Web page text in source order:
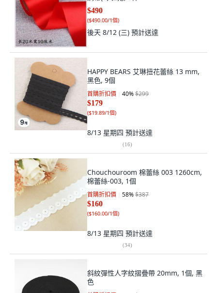
$490
($490.00/1個)
後天 8/12 (三) 預計送達
HAPPY BEARS 艾琳扭花蕾絲 13 mm,
黑色, 9個
首購折扣價 40%$299
$179
($19.89/1個)
8/13 星期四 預計送達
(16)
Chouchouroom 棉蕾絲 003 1260cm,
棉蕾絲-003, 1個
首購折扣價 58%$387
$160
($160.00/1個)
8/13 星期四 預計送達
(34)
斜紋彈性人字紋摺疊帶 20mm, 1個, 黑
色